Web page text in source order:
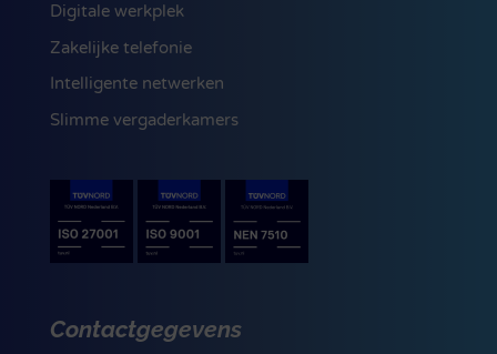
Digitale werkplek
Zakelijke telefonie
Intelligente netwerken
Slimme vergaderkamers
Contactgegevens